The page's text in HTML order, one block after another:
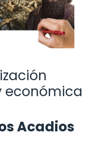
económica
Acadios